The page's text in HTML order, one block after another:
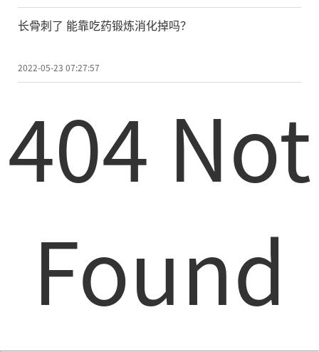
长骨刺了 能靠吃药锻炼消化掉吗？
2022-05-23 07:27:57
404 Not
Found